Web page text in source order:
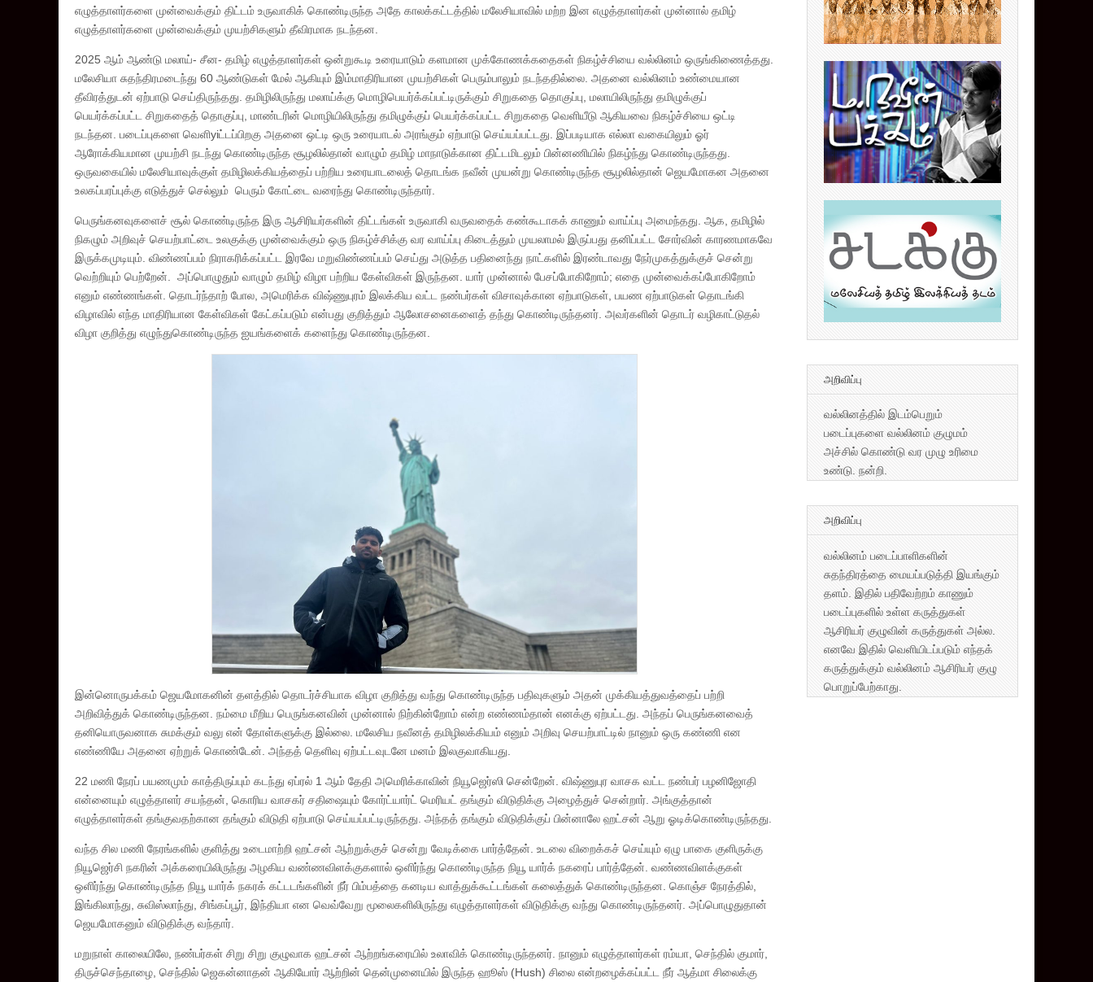
எழுத்தாளர்களை முன்வைக்கும் திட்டம் உருவாகிக் கொண்டிருந்த அதே காலக்கட்டத்தில் மலேசியாவில் மற்ற இன எழுத்தாளர்கள் முன்னால் தமிழ்
எழுத்தாளர்களை முன்வைக்கும் முயற்சிகளும் தீவிரமாக நடந்தன.
2025 ஆம் ஆண்டு மலாய்- சீன- தமிழ் எழுத்தாளர்கள் ஒன்றுகூடி உரையாடும் களமான முக்கோணக்கதைகள் நிகழ்ச்சியை வல்லினம் ஒருங்கிணைத்தது.
மலேசியா சுதந்திரமடைந்து 60 ஆண்டுகள் மேல் ஆகியும் இம்மாதிரியான முயற்சிகள் பெரும்பாலும் நடந்ததில்லை. அதனை வல்லினம் உண்மையான
தீவிரத்துடன் ஏற்பாடு செய்திருந்தது. தமிழிலிருந்து மலாய்க்கு மொழிபெயர்க்கப்பட்டிருக்கும் சிறுகதை தொகுப்பு, மலாயிலிருந்து தமிழுக்குப்
பெயர்க்கப்பட்ட சிறுகதைத் தொகுப்பு, மாண்டரின் மொழியிலிருந்து தமிழுக்குப் பெயர்க்கப்பட்ட சிறுகதை வெளியீடு ஆகியவை நிகழ்ச்சியை ஒட்டி
நடந்தன. படைப்புகளை வெளிyiட்டப்பிறகு அதனை ஒட்டி ஒரு உரையாடல் அரங்கும் ஏற்பாடு செய்யப்பட்டது. இப்படியாக எல்லா வகையிலும் ஓர்
ஆரோக்கியமான முயற்சி நடந்து கொண்டிருந்த சூழலில்தான் வாழும் தமிழ் மாநாடுக்கான திட்டமிடலும் பின்னணியில் நிகழ்ந்து கொண்டிருந்தது.
ஒருவகையில் மலேசியாவுக்குள் தமிழிலக்கியத்தைப் பற்றிய உரையாடலைத் தொடங்க நவீன் முயன்று கொண்டிருந்த சூழலில்தான் ஜெயமோகன அதனை
உலகப்பரப்புக்கு எடுத்துச் செல்லும் பெரும் கோட்டை வரைந்து கொண்டிருந்தார்.
பெருங்கனவுகளைச் சூல் கொண்டிருந்த இரு ஆசிரியர்களின் திட்டங்கள் உருவாகி வருவதைக் கண்கூடாகக் காணும் வாய்ப்பு அமைந்தது. ஆக, தமிழில்
நிகழும் அறிவுச் செயற்பாட்டை உலகுக்கு முன்வைக்கும் ஒரு நிகழ்ச்சிக்கு வர வாய்ப்பு கிடைத்தும் முயலாமல் இருப்பது தனிப்பட்ட சோர்வின் காரணமாகவே
இருக்கமுடியும். விண்ணப்பம் நிராகரிக்கப்பட்ட இரவே மறுவிண்ணப்பம் செய்து அடுத்த பதினைந்து நாட்களில் இரண்டாவது நேர்முகத்துக்குச் சென்று
வெற்றியும் பெற்றேன். அப்பொழுதும் வாழும் தமிழ் விழா பற்றிய கேள்விகள் இருந்தன. யார் முன்னால் பேசப்போகிறோம்; எதை முன்வைக்கப்போகிறோம்
எனும் எண்ணங்கள். தொடர்ந்தாற் போல, அமெரிக்க விஷ்ணுபுரம் இலக்கிய வட்ட நண்பர்கள் விசாவுக்கான ஏற்பாடுகள், பயண ஏற்பாடுகள் தொடங்கி
விழாவில் எந்த மாதிரியான கேள்விகள் கேட்கப்படும் என்பது குறித்தும் ஆலோசனைகளைத் தந்து கொண்டிருந்தனர். அவர்களின் தொடர் வழிகாட்டுதல்
விழா குறித்து எழுந்துகொண்டிருந்த ஐயங்களைக் களைந்து கொண்டிருந்தன.
இன்னொருபக்கம் ஜெயமோகனின் தளத்தில் தொடர்ச்சியாக விழா குறித்து வந்து கொண்டிருந்த பதிவுகளும் அதன் முக்கியத்துவத்தைப் பற்றி
அறிவித்துக் கொண்டிருந்தன. நம்மை மீறிய பெருங்கனவின் முன்னால் நிற்கின்றோம் என்ற எண்ணம்தான் எனக்கு ஏற்பட்டது. அந்தப் பெருங்கனவைத்
தனியொருவனாக சுமக்கும் வலு என் தோள்களுக்கு இல்லை. மலேசிய நவீனத் தமிழிலக்கியம் எனும் அறிவு செயற்பாட்டில் நானும் ஒரு கண்ணி என
எண்ணியே அதனை ஏற்றுக் கொண்டேன். அந்தத் தெளிவு ஏற்பட்டவுடனே மனம் இலகுவாகியது.
22 மணி நேரப் பயணமும் காத்திருப்பும் கடந்து ஏப்ரல் 1 ஆம் தேதி அமெரிக்காவின் நியூஜெர்ஸி சென்றேன். விஷ்ணுபுர வாசக வட்ட நண்பர் பழனிஜோதி
என்னையும் எழுத்தாளர் சயந்தன், கொரிய வாசகர் சதிஷையும் கோர்ட்யார்ட் மெரியட் தங்கும் விடுதிக்கு அழைத்துச் சென்றார். அங்குத்தான்
எழுத்தாளர்கள் தங்குவதற்கான தங்கும் விடுதி ஏற்பாடு செய்யப்பட்டிருந்தது. அந்தத் தங்கும் விடுதிக்குப் பின்னாலே ஹட்சன் ஆறு ஓடிக்கொண்டிருந்தது.
வந்த சில மணி நேரங்களில் குளித்து உடைமாற்றி ஹட்சன் ஆற்றுக்குச் சென்று வேடிக்கை பார்த்தேன். உடலை விறைக்கச் செய்யும் ஏழு பாகை குளிருக்கு
நியூஜெர்சி நகரின் அக்கரையிலிருந்து அழகிய வண்ணவிளக்குகளால் ஒளிர்ந்து கொண்டிருந்த நியூ யார்க் நகரைப் பார்த்தேன். வண்ணவிளக்குகள்
ஒளிர்ந்து கொண்டிருந்த நியூ யார்க் நகரக் கட்டடங்களின் நீர் பிம்பத்தை கனடிய வாத்துக்கூட்டங்கள் கலைத்துக் கொண்டிருந்தன. கொஞ்ச நேரத்தில்,
இங்கிலாந்து, சுவிஸ்லாந்து, சிங்கப்பூர், இந்தியா என வெவ்வேறு மூலைகளிலிருந்து எழுத்தாளர்கள் விடுதிக்கு வந்து கொண்டிருந்தனர். அப்பொழுதுதான்
ஜெயமோகனும் விடுதிக்கு வந்தார்.
மறுநாள் காலையிலே, நண்பர்கள் சிறு சிறு குழுவாக ஹட்சன் ஆற்றங்கரையில் உலாவிக் கொண்டிருந்தனர். நானும் எழுத்தாளர்கள் ரம்யா, செந்தில் குமார்,
திருச்செந்தாழை, செந்தில் ஜெகன்னாதன் ஆகியோர் ஆற்றின் தென்முனையில் இருந்த ஹூஸ் (Hush) சிலை என்றழைக்கப்பட்ட நீர் ஆத்மா சிலைக்கு
அறிவிப்பு
வல்லினத்தில் இடம்பெறும்
படைப்புகளை வல்லினம் குழுமம்
அச்சில் கொண்டு வர முழு உரிமை
உண்டு. நன்றி.
அறிவிப்பு
வல்லினம் படைப்பாளிகளின்
சுதந்திரத்தை மையப்படுத்தி இயங்கும்
தளம். இதில் பதிவேற்றம் காணும்
படைப்புகளில் உள்ள கருத்துகள்
ஆசிரியர் குழுவின் கருத்துகள் அல்ல.
எனவே இதில் வெளியிடப்படும் எந்தக்
கருத்துக்கும் வல்லினம் ஆசிரியர் குழு
பொறுப்பேற்காது.